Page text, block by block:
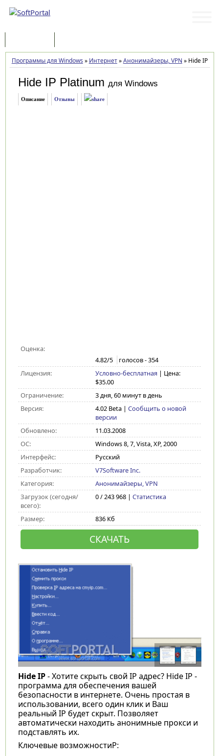
Программы для Windows » Интернет»Анонимайзеры, VPN »Hide IP
Hide IP Platinum для Windows
Описание Отзывы
Оценка:
4.82/5 голосов -354
Лицензия:
Условно-бесплатная | Цена:
$35.00
Ограничение:
3 дня, 60 минут в день
Версия:
4.02 Beta| Сообщить о новой
версии
Обновлено:
11.03.2008
ОС:
Windows 8, 7, Vista, XP, 2000
Интерфейс:
Русский
Разработчик:
V7Software Inc.
Категория:
Анонимайзеры, VPN
Загрузок (сегодня/
всего):
0 / 243 968 | Статистика
Размер: 836 Кб
СКАЧАТЬ
Hide IP- Хотите скрыть свой IP адрес? Hide IP -
программа для обеспечения вашей
безопасности в интернете. Очень простая в
использовании, всего один клик и Ваш
реальный IP будет скрыт. Позволяет
автоматически находить анонимные прокси и
подставлять их.
Ключевые возможностиP: